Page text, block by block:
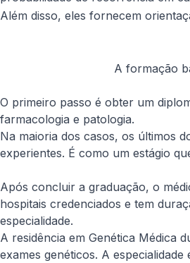
Além disso, eles fornecem
A formação
O primeiro passo é obter um
farmacologia e patologia.
Na maioria dos casos, os últimos
experientes. É como um estágio
Após concluir a graduação, o
hospitais credenciados e tem
especialidade.
A residência em Genética Médica
exames genéticos. A